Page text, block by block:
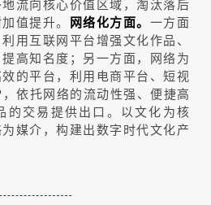
流向核心价值区域，淘汰落后
值提升。 网络化方面。 一方面
用互联网平台增强文化作品、
高知名度；另一方面，网络为
的平台，利用电商平台、短视
依托网络的流动性强、便捷高
的交易提供出口。以文化为核
媒介，构建出数字时代文化产